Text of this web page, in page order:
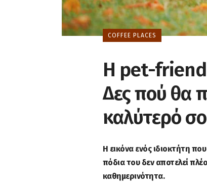
COFFEE PLACES
Η pet-
Δες πού θα
καλύτερό
Η εικόνα ενός ιδιοκτήτη
πόδια του δεν αποτελεί
καθημερινότητα.